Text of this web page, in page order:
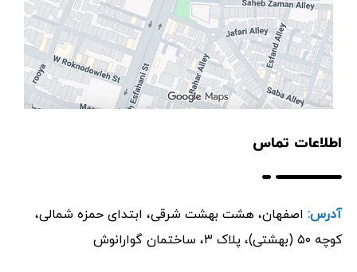
اطلاعات تماس
آدرس: اصفهان، هشت بهشت شرقی، ابتدای حمزه شمالی،
کوچه ۵۰ (بهشتی)، پلاک ۳، ساختمان گوارانوش